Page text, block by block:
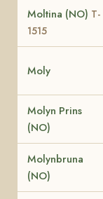
Moltina (NO) T-
1515
Moly
Molyn Prins
(NO)
Molynbruna
(NO)